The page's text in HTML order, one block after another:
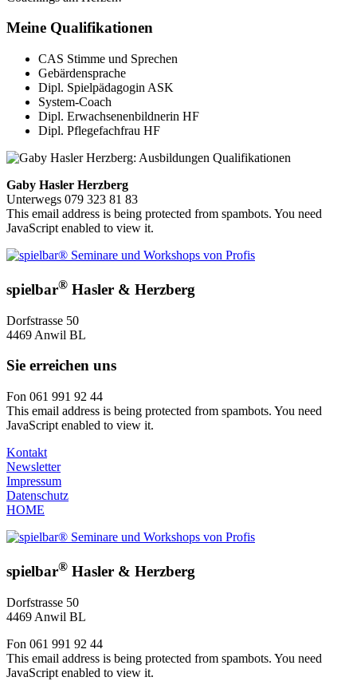
Meine Qualifikationen
CAS Stimme und Sprechen
Gebärdensprache
Dipl. Spielpädagogin ASK
System-Coach
Dipl. Erwachsenenbildnerin HF
Dipl. Pflegefachfrau HF
Gaby Hasler Herzberg
Unterwegs 079 323 81 83
This email address is being protected from spambots. You need
JavaScript enabled to view it.
spielbar® Hasler & Herzberg
Dorfstrasse 50
4469 Anwil BL
Sie erreichen uns
Fon 061 991 92 44
This email address is being protected from spambots. You need
JavaScript enabled to view it.
Kontakt
Newsletter
Impressum
Datenschutz
HOME
spielbar® Hasler & Herzberg
Dorfstrasse 50
4469 Anwil BL
Fon 061 991 92 44
This email address is being protected from spambots. You need
JavaScript enabled to view it.